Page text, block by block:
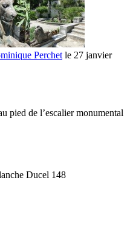
Perchet le 27 janvier
pied de l’escalier monumental
Ducel 148